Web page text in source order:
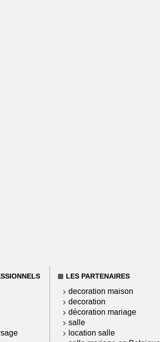
LES PARTENAIRES
decoration maison
decoration
décoration mariage
salle
location salle